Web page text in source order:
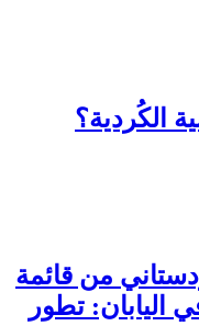
الكُردية؟
من قائمة
اليابان: تطور